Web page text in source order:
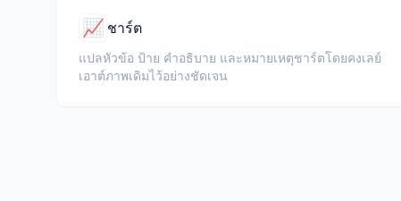
📈 ชาร์ต
แปลหัวข้อ ป้าย คำอธิบาย และหมายเหตุชาร์ตโดยคงเลย์
เอาต์ภาพเดิมไว้อย่างชัดเจน